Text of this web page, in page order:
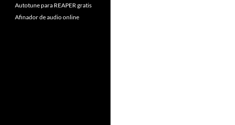
Autotune para REAPER gratis
Afinador de audio online